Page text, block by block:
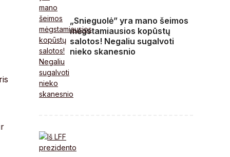
„Snieguolė” yra mano šeimos
mėgstamiausios kopūstų
salotos! Negaliu sugalvoti
nieko skanesnio